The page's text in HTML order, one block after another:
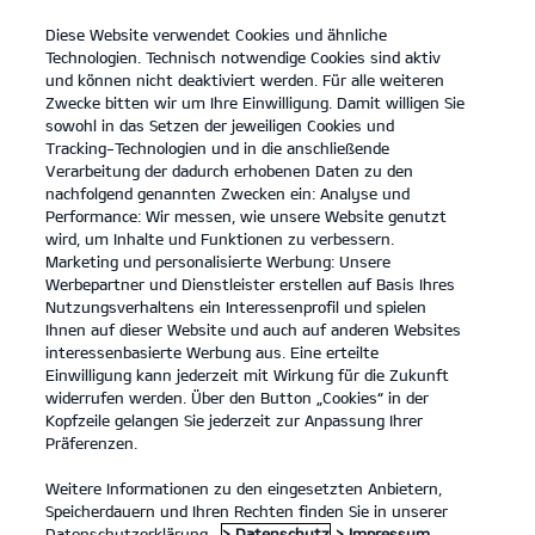
open
menu
KONTAKT
Diese Website verwendet Cookies und ähnliche
Technologien. Technisch notwendige Cookies sind aktiv
und können nicht deaktiviert werden. Für alle weiteren
Zwecke bitten wir um Ihre Einwilligung. Damit willigen Sie
sowohl in das Setzen der jeweiligen Cookies und
Tracking-Technologien und in die anschließende
Verarbeitung der dadurch erhobenen Daten zu den
nachfolgend genannten Zwecken ein: Analyse und
Performance: Wir messen, wie unsere Website genutzt
wird, um Inhalte und Funktionen zu verbessern.
Marketing und personalisierte Werbung: Unsere
Werbepartner und Dienstleister erstellen auf Basis Ihres
Nutzungsverhaltens ein Interessenprofil und spielen
Ihnen auf dieser Website und auch auf anderen Websites
interessenbasierte Werbung aus. Eine erteilte
Einwilligung kann jederzeit mit Wirkung für die Zukunft
widerrufen werden. Über den Button „Cookies“ in der
Kopfzeile gelangen Sie jederzeit zur Anpassung Ihrer
Präferenzen.
Weitere Informationen zu den eingesetzten Anbietern,
Speicherdauern und Ihren Rechten finden Sie in unserer